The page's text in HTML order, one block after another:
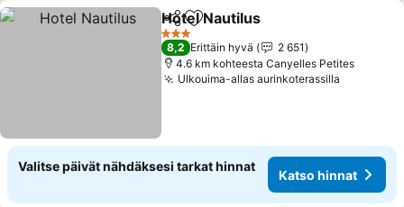
Jaa Lisää suosikkeihin
Hotel Nautilus
3 Tähtiluokitus
8,2 Erittäin hyvä
2 651
4.6 km kohteesta Canyelles Petites
Ulkouima-allas aurinkoterassilla
Valitse päivät nähdäksesi tarkat hinnat
Katso hinnat